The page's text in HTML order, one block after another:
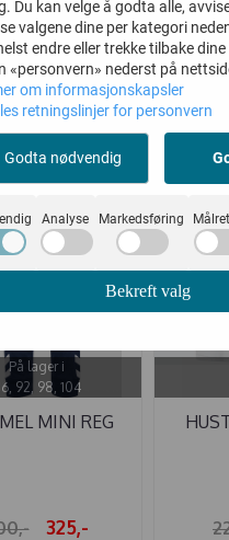
Kunder kjøpte
På lager i
92, 98, 104
MINI REG
325,-
Du kan velge å godta alle,
valgene dine per kategori
endre eller trekke tilbake
«personvern» nederst på
om informasjonskapsler
retningslinjer for personvern
Godta nødvendig
Analyse Markedsføring
Bekreft valg